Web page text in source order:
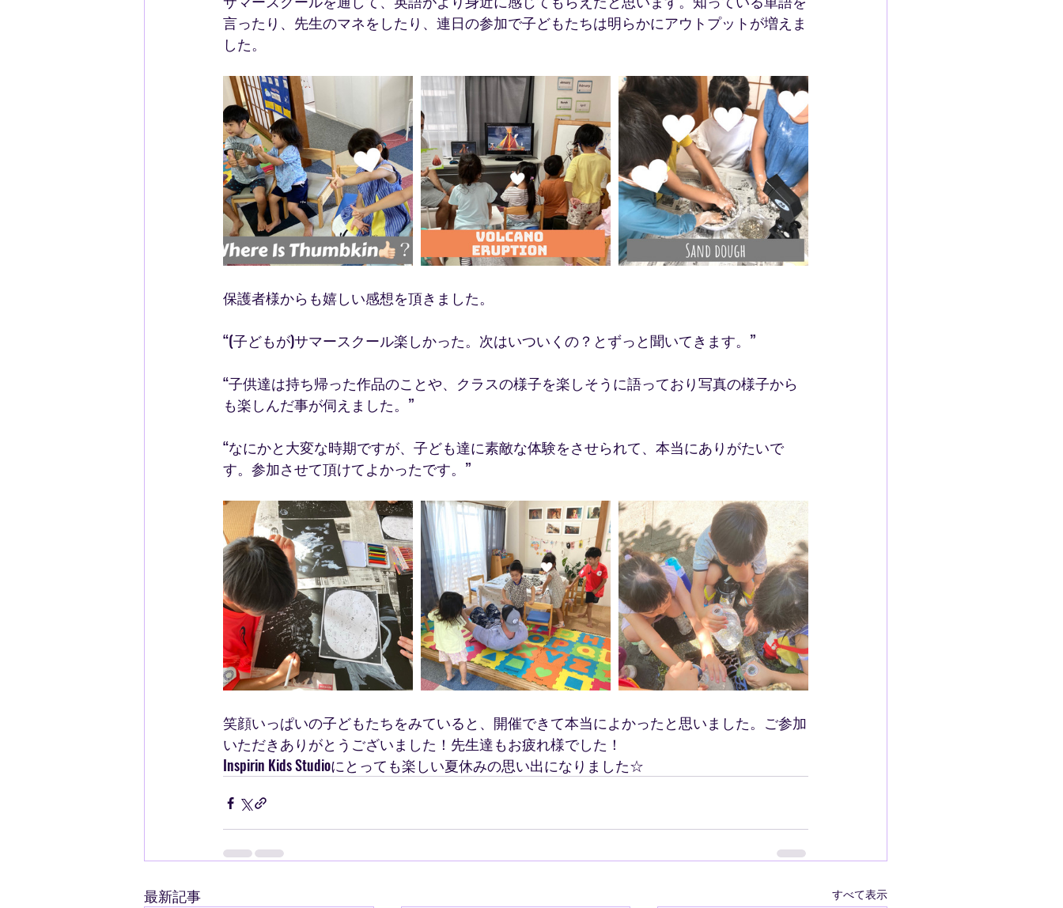
言ったり、先生のマネをしたり、連日の参加で子どもたちは明らかにアウトプットが増えま
した。
保護者様からも嬉しい感想を頂きました。
“(子どもが)サマースクール楽しかった。次はいついくの？とずっと聞いてきます。”
“子供達は持ち帰った作品のことや、クラスの様子を楽しそうに語っており写真の様子から
も楽しんだ事が伺えました。”
“なにかと大変な時期ですが、子ども達に素敵な体験をさせられて、本当にありがたいで
す。参加させて頂けてよかったです。”
笑顔いっぱいの子どもたちをみていると、開催できて本当によかったと思いました。ご参加
いただきありがとうございました！先生達もお疲れ様でした！
Inspirin Kids Studioにとっても楽しい夏休みの思い出になりました☆
最新記事 すべて表示